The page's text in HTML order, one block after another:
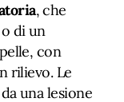
, che
di un
con
rilievo. Le
una lesione